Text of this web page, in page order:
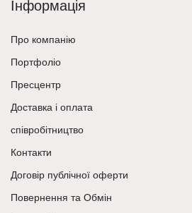
Інформація
Про компанію
Портфоліо
Пресцентр
Доставка і оплата
співробітництво
Контакти
Договір публічної оферти
Повернення та Обмін